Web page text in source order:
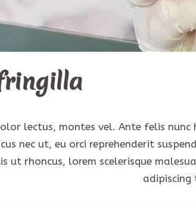
lectus, montes vel. Ante felis
nec ut, eu orci reprehenderit
ut rhoncus, lorem scelerisque
adipiscing